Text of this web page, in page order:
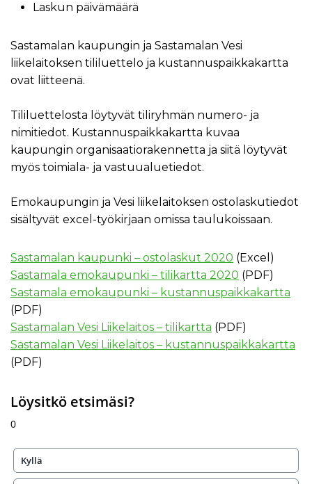
Laskun päivämäärä
Sastamalan kaupungin ja Sastamalan Vesi
liikelaitoksen tililuettelo ja kustannuspaikkakartta
ovat liitteenä.
Tililuettelosta löytyvät tiliryhmän numero- ja
nimitiedot. Kustannuspaikkakartta kuvaa
kaupungin organisaatiorakennetta ja siitä löytyvät
myös toimiala- ja vastuualuetiedot.
Emokaupungin ja Vesi liikelaitoksen ostolaskutiedot
sisältyvät excel-työkirjaan omissa taulukoissaan.
Sastamalan kaupunki – ostolaskut 2020 (Excel)
Sastamala emokaupunki – tilikartta 2020 (PDF)
Sastamala emokaupunki – kustannuspaikkakartta
(PDF)
Sastamalan Vesi Liikelaitos – tilikartta (PDF)
Sastamalan Vesi Liikelaitos – kustannuspaikkakartta
(PDF)
Löysitkö etsimäsi?
0
Kyllä